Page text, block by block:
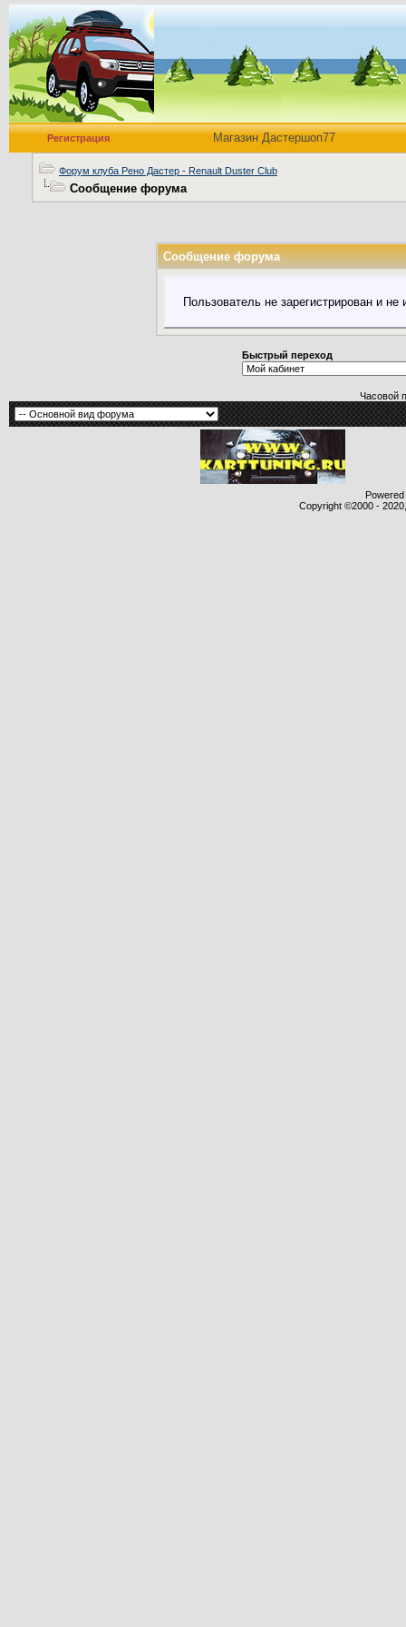
Регистрация Магазин Дастершоп77
Форум клуба Рено Дастер - Renault Duster Club
Сообщение форума
Сообщение форума
Пользователь не зарегистрирован и
Быстрый переход
Часовой
Copyright ©2000 -